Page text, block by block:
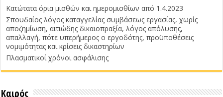
Κατώτατα όρια μισθών και ημερομισθίων από 1.4.2023
Σπουδαίος λόγος καταγγελίας συμβάσεως εργασίας, χωρίς
αποζημίωση, αιτιώδης δικαιοπραξία, λόγος απόλυσης,
απαλλαγή, πότε υπερήμερος ο εργοδότης, προϋποθέσεις
νομιμότητας και κρίσεις δικαστηρίων
Πλασματικοί χρόνοι ασφάλισης
Καιρός